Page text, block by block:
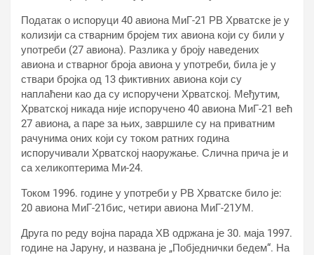
Податак о испоруци 40 авиона МиГ-21 РВ Хрватске је у
колизији са стварним бројем тих авиона који су били у
употреби (27 авиона). Разлика у броју наведених
авиона и стварног броја авиона у употреби, била је у
ствари бројка од 13 фиктивних авиона који су
наплаћени као да су испоручени Хрватској. Међутим,
Хрватској никада није испоручено 40 авиона МиГ-21 већ
27 авиона, а паре за њих, завршиле су на приватним
рачунима оних који су током ратних година
испоручивали Хрватској наоружање. Слична прича је и
са хеликоптерима Ми-24.
Током 1996. године у употреби у РВ Хрватске било је:
20 авиона МиГ-21бис, четири авиона МиГ-21УМ.
Друга по реду војна парада ХВ одржана је 30. маја 1997.
године на Јаруну, и названа је „Побједнички бедем“. На